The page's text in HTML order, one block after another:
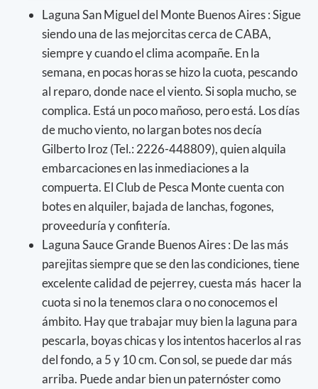
Laguna San Miguel del Monte Buenos Aires : Sigue
siendo una de las mejorcitas cerca de CABA,
siempre y cuando el clima acompañe. En la
semana, en pocas horas se hizo la cuota, pescando
al reparo, donde nace el viento. Si sopla mucho, se
complica. Está un poco mañoso, pero está. Los días
de mucho viento, no largan botes nos decía
Gilberto Iroz (Tel.: 2226-448809), quien alquila
embarcaciones en las inmediaciones a la
compuerta. El Club de Pesca Monte cuenta con
botes en alquiler, bajada de lanchas, fogones,
proveeduría y confitería.
Laguna Sauce Grande Buenos Aires : De las más
parejitas siempre que se den las condiciones, tiene
excelente calidad de pejerrey, cuesta más hacer la
cuota si no la tenemos clara o no conocemos el
ámbito. Hay que trabajar muy bien la laguna para
pescarla, boyas chicas y los intentos hacerlos al ras
del fondo, a 5 y 10 cm. Con sol, se puede dar más
arriba. Puede andar bien un paternóster como